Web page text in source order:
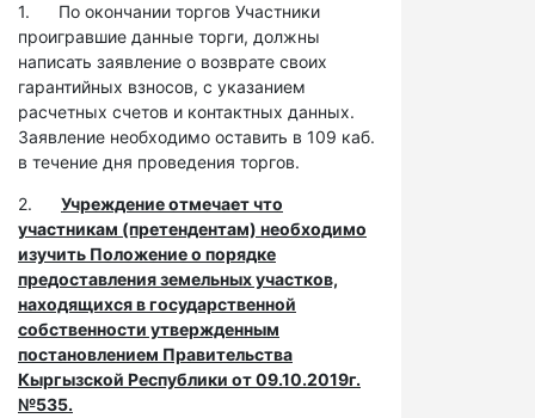
1. По окончании торгов Участники
проигравшие данные торги, должны
написать заявление о возврате своих
гарантийных взносов, с указанием
расчетных счетов и контактных данных.
Заявление необходимо оставить в 109 каб.
в течение дня проведения торгов.
2. Учреждение отмечает что
участникам (претендентам) необходимо
изучить Положение о порядке
предоставления земельных участков,
находящихся в государственной
собственности утвержденным
постановлением Правительства
Кыргызской Республики от 09.10.2019г.
№535.